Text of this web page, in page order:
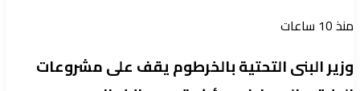
منذ 10 ساعات
وزير البنى التحتية بالخرطوم يقف على مشروعات